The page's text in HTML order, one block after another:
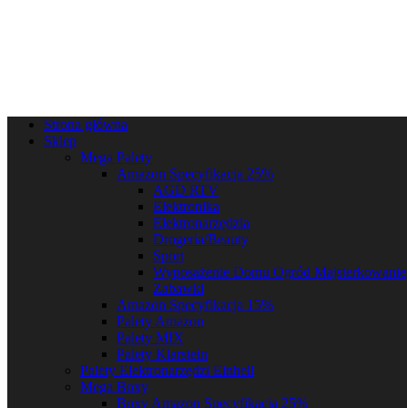
Strona główna
Sklep
Mega Palety
Amazon Specyfikacja 25%
AGD RTV
Elektronika
Elektronarzędzia
Drogeria/Beauty
Sport
Wyposażenie Domu Ogród Majsterkowanie
Zabawki
Amazon Specyfikacja 15%
Palety Amazon
Palety MIX
Palety Klarstein
Palety Elektronarzędzi Einhell
Mega Boxy
Boxy Amazon Specyfikacja 25%